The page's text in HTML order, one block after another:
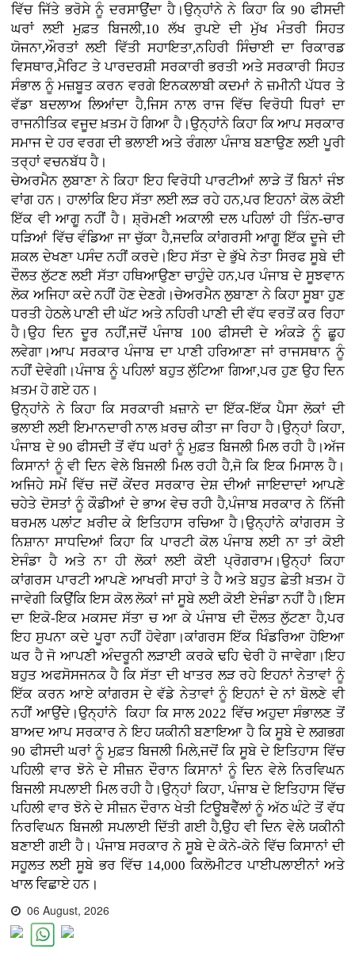
ਵਿੱਚ ਜਿੱਤੇ ਭਰੋਸੇ ਨੂੰ ਦਰਸਾਉਂਦਾ ਹੈ।ਉਨ੍ਹਾਂਨੇ ਨੇ ਕਿਹਾ ਕਿ 90 ਫੀਸਦੀ
ਘਰਾਂ ਲਈ ਮੁਫ਼ਤ ਬਿਜਲੀ,10 ਲੱਖ ਰੁਪਏ ਦੀ ਮੁੱਖ ਮੰਤਰੀ ਸਿਹਤ
ਯੋਜਨਾ,ਔਰਤਾਂ ਲਈ ਵਿੱਤੀ ਸਹਾਇਤਾ,ਨਹਿਰੀ ਸਿੰਚਾਈ ਦਾ ਰਿਕਾਰਡ
ਵਿਸਥਾਰ,ਮੈਰਿਟ ਤੇ ਪਾਰਦਰਸ਼ੀ ਸਰਕਾਰੀ ਭਰਤੀ ਅਤੇ ਸਰਕਾਰੀ ਸਿਹਤ
ਸੰਭਾਲ ਨੂੰ ਮਜ਼ਬੂਤ ਕਰਨ ਵਰਗੇ ਇਨਕਲਾਬੀ ਕਦਮਾਂ ਨੇ ਜ਼ਮੀਨੀ ਪੱਧਰ ਤੇ
ਵੱਡਾ ਬਦਲਾਅ ਲਿਆਂਦਾ ਹੈ,ਜਿਸ ਨਾਲ ਰਾਜ ਵਿੱਚ ਵਿਰੋਧੀ ਧਿਰਾਂ ਦਾ
ਰਾਜਨੀਤਿਕ ਵਜੂਦ ਖ਼ਤਮ ਹੋ ਗਿਆ ਹੈ।ਉਨ੍ਹਾਂਨੇ ਕਿਹਾ ਕਿ ਆਪ ਸਰਕਾਰ
ਸਮਾਜ ਦੇ ਹਰ ਵਰਗ ਦੀ ਭਲਾਈ ਅਤੇ ਰੰਗਲਾ ਪੰਜਾਬ ਬਣਾਉਣ ਲਈ ਪੂਰੀ
ਤਰ੍ਹਾਂ ਵਚਨਬੱਧ ਹੈ।
ਚੇਅਰਮੈਨ ਲੁਬਾਣਾ ਨੇ ਕਿਹਾ ਇਹ ਵਿਰੋਧੀ ਪਾਰਟੀਆਂ ਲਾੜੇ ਤੋਂ ਬਿਨਾਂ ਜੰਝ
ਵਾਂਗ ਹਨ। ਹਾਲਾਂਕਿ ਇਹ ਸੱਤਾ ਲਈ ਲੜ ਰਹੇ ਹਨ,ਪਰ ਇਹਨਾਂ ਕੋਲ ਕੋਈ
ਇੱਕ ਵੀ ਆਗੂ ਨਹੀਂ ਹੈ। ਸ਼੍ਰੋਮਣੀ ਅਕਾਲੀ ਦਲ ਪਹਿਲਾਂ ਹੀ ਤਿੰਨ-ਚਾਰ
ਧੜਿਆਂ ਵਿੱਚ ਵੰਡਿਆ ਜਾ ਚੁੱਕਾ ਹੈ,ਜਦਕਿ ਕਾਂਗਰਸੀ ਆਗੂ ਇੱਕ ਦੂਜੇ ਦੀ
ਸ਼ਕਲ ਦੇਖਣਾ ਪਸੰਦ ਨਹੀਂ ਕਰਦੇ।ਇਹ ਸੱਤਾ ਦੇ ਭੁੱਖੇ ਨੇਤਾ ਸਿਰਫ ਸੂਬੇ ਦੀ
ਦੌਲਤ ਲੁੱਟਣ ਲਈ ਸੱਤਾ ਹਥਿਆਉਣਾ ਚਾਹੁੰਦੇ ਹਨ,ਪਰ ਪੰਜਾਬ ਦੇ ਸੂਝਵਾਨ
ਲੋਕ ਅਜਿਹਾ ਕਦੇ ਨਹੀਂ ਹੋਣ ਦੇਣਗੇ।ਚੇਅਰਮੈਨ ਲੁਬਾਣਾ ਨੇ ਕਿਹਾ ਸੂਬਾ ਹੁਣ
ਧਰਤੀ ਹੇਠਲੇ ਪਾਣੀ ਦੀ ਘੱਟ ਅਤੇ ਨਹਿਰੀ ਪਾਣੀ ਦੀ ਵੱਧ ਵਰਤੋਂ ਕਰ ਰਿਹਾ
ਹੈ।ਉਹ ਦਿਨ ਦੂਰ ਨਹੀਂ,ਜਦੋਂ ਪੰਜਾਬ 100 ਫੀਸਦੀ ਦੇ ਅੰਕੜੇ ਨੂੰ ਛੂਹ
ਲਵੇਗਾ।ਆਪ ਸਰਕਾਰ ਪੰਜਾਬ ਦਾ ਪਾਣੀ ਹਰਿਆਣਾ ਜਾਂ ਰਾਜਸਥਾਨ ਨੂੰ
ਨਹੀਂ ਦੇਵੇਗੀ।ਪੰਜਾਬ ਨੂੰ ਪਹਿਲਾਂ ਬਹੁਤ ਲੁੱਟਿਆ ਗਿਆ,ਪਰ ਹੁਣ ਉਹ ਦਿਨ
ਖ਼ਤਮ ਹੋ ਗਏ ਹਨ।
ਉਨ੍ਹਾਂਨੇ ਨੇ ਕਿਹਾ ਕਿ ਸਰਕਾਰੀ ਖ਼ਜ਼ਾਨੇ ਦਾ ਇੱਕ-ਇੱਕ ਪੈਸਾ ਲੋਕਾਂ ਦੀ
ਭਲਾਈ ਲਈ ਇਮਾਨਦਾਰੀ ਨਾਲ ਖ਼ਰਚ ਕੀਤਾ ਜਾ ਰਿਹਾ ਹੈ।ਉਨ੍ਹਾਂ ਕਿਹਾ,
ਪੰਜਾਬ ਦੇ 90 ਫੀਸਦੀ ਤੋਂ ਵੱਧ ਘਰਾਂ ਨੂੰ ਮੁਫ਼ਤ ਬਿਜਲੀ ਮਿਲ ਰਹੀ ਹੈ।ਅੱਜ
ਕਿਸਾਨਾਂ ਨੂੰ ਵੀ ਦਿਨ ਵੇਲੇ ਬਿਜਲੀ ਮਿਲ ਰਹੀ ਹੈ,ਜੋ ਕਿ ਇਕ ਮਿਸਾਲ ਹੈ।
ਅਜਿਹੇ ਸਮੇਂ ਵਿੱਚ ਜਦੋਂ ਕੇਂਦਰ ਸਰਕਾਰ ਦੇਸ਼ ਦੀਆਂ ਜਾਇਦਾਦਾਂ ਆਪਣੇ
ਚਹੇਤੇ ਦੋਸਤਾਂ ਨੂੰ ਕੌਡੀਆਂ ਦੇ ਭਾਅ ਵੇਚ ਰਹੀ ਹੈ,ਪੰਜਾਬ ਸਰਕਾਰ ਨੇ ਨਿੱਜੀ
ਥਰਮਲ ਪਲਾਂਟ ਖ਼ਰੀਦ ਕੇ ਇਤਿਹਾਸ ਰਚਿਆ ਹੈ।ਉਨ੍ਹਾਂਨੇ ਕਾਂਗਰਸ ਤੇ
ਨਿਸ਼ਾਨਾ ਸਾਧਦਿਆਂ ਕਿਹਾ ਕਿ ਪਾਰਟੀ ਕੋਲ ਪੰਜਾਬ ਲਈ ਨਾ ਤਾਂ ਕੋਈ
ਏਜੰਡਾ ਹੈ ਅਤੇ ਨਾ ਹੀ ਲੋਕਾਂ ਲਈ ਕੋਈ ਪ੍ਰੋਗਰਾਮ।ਉਨ੍ਹਾਂ ਕਿਹਾ
ਕਾਂਗਰਸ ਪਾਰਟੀ ਆਪਣੇ ਆਖਰੀ ਸਾਹਾਂ ਤੇ ਹੈ ਅਤੇ ਬਹੁਤ ਛੇਤੀ ਖ਼ਤਮ ਹੋ
ਜਾਵੇਗੀ ਕਿਉਂਕਿ ਇਸ ਕੋਲ ਲੋਕਾਂ ਜਾਂ ਸੂਬੇ ਲਈ ਕੋਈ ਏਜੰਡਾ ਨਹੀਂ ਹੈ।ਇਸ
ਦਾ ਇਕੋ-ਇਕ ਮਕਸਦ ਸੱਤਾ ਚ ਆ ਕੇ ਪੰਜਾਬ ਦੀ ਦੌਲਤ ਲੁੱਟਣਾ ਹੈ,ਪਰ
ਇਹ ਸੁਪਨਾ ਕਦੇ ਪੂਰਾ ਨਹੀਂ ਹੋਵੇਗਾ।ਕਾਂਗਰਸ ਇੱਕ ਖਿੰਡਰਿਆ ਹੋਇਆ
ਘਰ ਹੈ ਜੋ ਆਪਣੀ ਅੰਦਰੂਨੀ ਲੜਾਈ ਕਰਕੇ ਢਹਿ ਢੇਰੀ ਹੋ ਜਾਵੇਗਾ।ਇਹ
ਬਹੁਤ ਅਫਸੋਸਜਨਕ ਹੈ ਕਿ ਸੱਤਾ ਦੀ ਖਾਤਰ ਲੜ ਰਹੇ ਇਹਨਾਂ ਨੇਤਾਵਾਂ ਨੂੰ
ਇੱਕ ਕਰਨ ਆਏ ਕਾਂਗਰਸ ਦੇ ਵੱਡੇ ਨੇਤਾਵਾਂ ਨੂੰ ਇਹਨਾਂ ਦੇ ਨਾਂ ਬੋਲਣੇ ਵੀ
ਨਹੀਂ ਆਉਂਦੇ।ਉਨ੍ਹਾਂਨੇ ਕਿਹਾ ਕਿ ਸਾਲ 2022 ਵਿੱਚ ਅਹੁਦਾ ਸੰਭਾਲਣ ਤੋਂ
ਬਾਅਦ ਆਪ ਸਰਕਾਰ ਨੇ ਇਹ ਯਕੀਨੀ ਬਣਾਇਆ ਹੈ ਕਿ ਸੂਬੇ ਦੇ ਲਗਭਗ
90 ਫੀਸਦੀ ਘਰਾਂ ਨੂੰ ਮੁਫ਼ਤ ਬਿਜਲੀ ਮਿਲੇ,ਜਦੋਂ ਕਿ ਸੂਬੇ ਦੇ ਇਤਿਹਾਸ ਵਿੱਚ
ਪਹਿਲੀ ਵਾਰ ਝੋਨੇ ਦੇ ਸੀਜ਼ਨ ਦੌਰਾਨ ਕਿਸਾਨਾਂ ਨੂੰ ਦਿਨ ਵੇਲੇ ਨਿਰਵਿਘਨ
ਬਿਜਲੀ ਸਪਲਾਈ ਮਿਲ ਰਹੀ ਹੈ।ਉਨ੍ਹਾਂ ਕਿਹਾ, ਪੰਜਾਬ ਦੇ ਇਤਿਹਾਸ ਵਿੱਚ
ਪਹਿਲੀ ਵਾਰ ਝੋਨੇ ਦੇ ਸੀਜ਼ਨ ਦੌਰਾਨ ਖੇਤੀ ਟਿਊਬਵੈੱਲਾਂ ਨੂੰ ਅੱਠ ਘੰਟੇ ਤੋਂ ਵੱਧ
ਨਿਰਵਿਘਨ ਬਿਜਲੀ ਸਪਲਾਈ ਦਿੱਤੀ ਗਈ ਹੈ,ਉਹ ਵੀ ਦਿਨ ਵੇਲੇ ਯਕੀਨੀ
ਬਣਾਈ ਗਈ ਹੈ। ਪੰਜਾਬ ਸਰਕਾਰ ਨੇ ਸੂਬੇ ਦੇ ਕੋਨੇ-ਕੋਨੇ ਵਿੱਚ ਕਿਸਾਨਾਂ ਦੀ
ਸਹੂਲਤ ਲਈ ਸੂਬੇ ਭਰ ਵਿੱਚ 14,000 ਕਿਲੋਮੀਟਰ ਪਾਈਪਲਾਈਨਾਂ ਅਤੇ
ਖਾਲ ਵਿਛਾਏ ਹਨ।
06 August, 2026